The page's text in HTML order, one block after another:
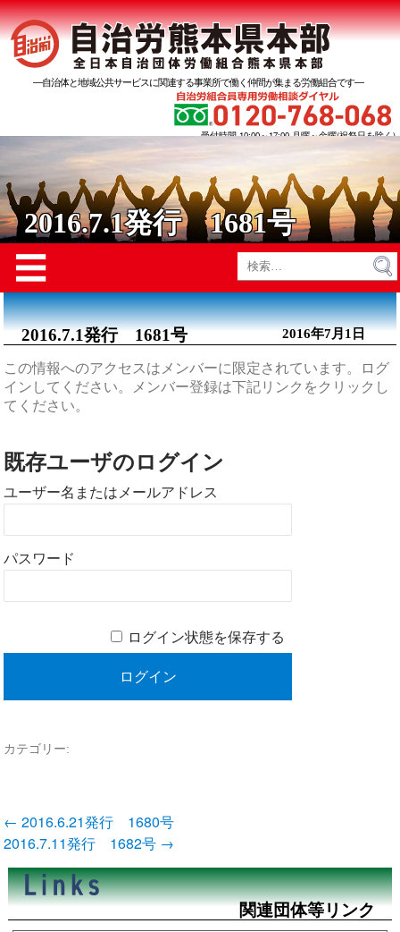
―自治体と地域公共サービスに関連する事業所で働く仲間が集まる労働組合です―
受付時間 10:00～17:00 月曜～金曜(祝祭日を除く)
2016.7.1発行 1681号
☰
検
索:
2016.7.1発行 1681号 2016年7月1日
この情報へのアクセスはメンバーに限定されています。ログ
インしてください。メンバー登録は下記リンクをクリックし
てください。
既存ユーザのログイン
ユーザー名またはメールアドレス
パスワード
ログイン状態を保存する
カテゴリー:
投
稿
ナ
ビ
ゲ
ー
シ
← 2016.6.21発行 1680号
2016.7.11発行 1682号 →
関連団体等リンク